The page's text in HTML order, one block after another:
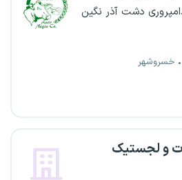
دشت آذر نگین
خسروشهر
و لجستیک